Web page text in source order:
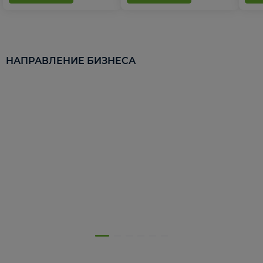
НАПРАВЛЕНИЕ БИЗНЕСА